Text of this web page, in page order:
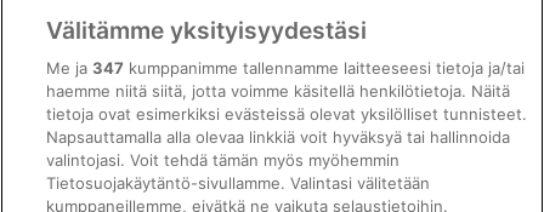
ebookers BONUS+ -ohjelman ehdot
Oikeudelliset tiedot / ota meihin yhteyttä
Sisältövaatimukset ja ilmoituksen tekeminen sisällöstä
Välitämme yksityisyydestäsi
Me ja347 kumppanimme tallennamme laitteeseesi tietoja ja/tai
haemme niitä siitä, jotta voimme käsitellä henkilötietoja. Näitä
tietoja ovat esimerkiksi evästeissä olevat yksilölliset tunnisteet.
Napsauttamalla alla olevaa linkkiä voit hyväksyä tai hallinnoida
valintojasi. Voit tehdä tämän myös myöhemmin
Tietosuojakäytäntö-sivullamme. Valintasi välitetään
kumppaneillemme, eivätkä ne vaikuta selaustietoihin.